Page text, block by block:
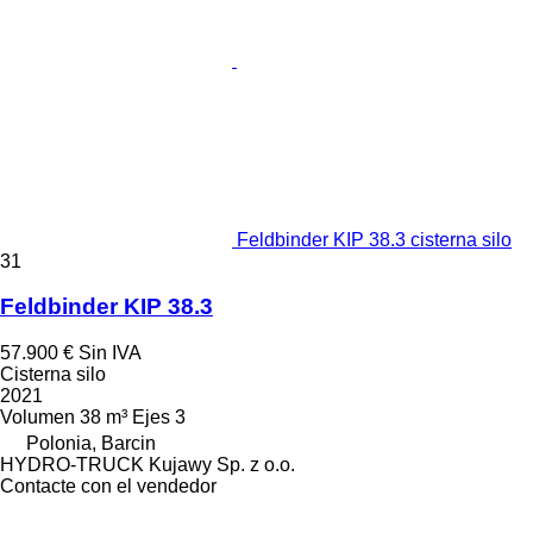
Feldbinder KIP 38.3 cisterna silo
31
Feldbinder KIP 38.3
57.900 € Sin IVA
Cisterna silo
2021
Volumen 38 m³ Ejes 3
Polonia, Barcin
HYDRO-TRUCK Kujawy Sp. z o.o.
Contacte con el vendedor